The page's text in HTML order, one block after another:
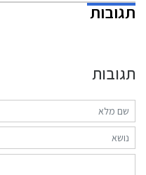
תגובות
תגובות